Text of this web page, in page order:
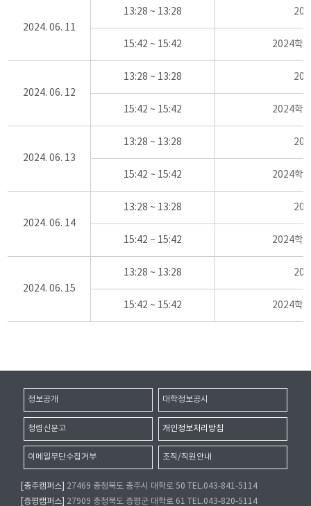
2024. 06. 11
13:28 ~ 13:28
15:42 ~ 15:42 2024학
2024. 06. 12
13:28 ~ 13:28
15:42 ~ 15:42 2024학
2024. 06. 13
13:28 ~ 13:28
15:42 ~ 15:42 2024학
2024. 06. 14
13:28 ~ 13:28
15:42 ~ 15:42 2024학
2024. 06. 15
13:28 ~ 13:28
15:42 ~ 15:42 2024학
정보공개 대학정보공시
청렴신문고 개인정보처리방침
이메일무단수집거부 조직/직원안내
[충주캠퍼스]
27469 충청북도 충주시 대학로 50 TEL.043-841-5114
[증평캠퍼스]
27909 충청북도 증평군 대학로 61 TEL.043-820-5114